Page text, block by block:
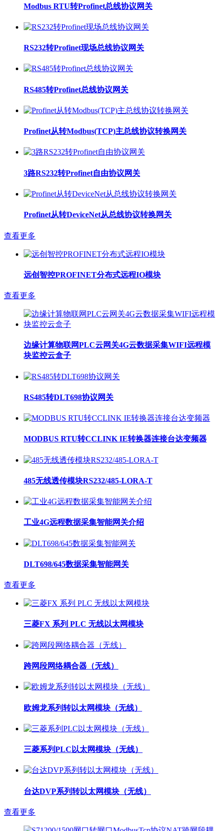
Modbus RTU转Profinet总线协议网关
RS232转Profinet现场总线协议网关
RS485转Profinet总线协议网关
Profinet从转Modbus(TCP)主总线协议转换网关
3路RS232转Profinet自由协议网关
Profinet从转DeviceNet从总线协议转换网关
查看更多
远创智控PROFINET分布式远程IO模块
查看更多
边缘计算物联网PLC云网关4G云数据采集WIFI远程模
块监控云盒子
RS485转DLT698协议网关
MODBUS RTU转CCLINK IE转换器连接台达变频器
485无线透传模块RS232/485-LORA-T
工业4G远程数据采集智能网关介绍
DLT698/645数据采集智能网关
查看更多
三菱FX 系列 PLC 无线以太网模块
跨网段网络耦合器（无线）
欧姆龙系列转以太网模块（无线）
三菱系列PLC以太网模块（无线）
台达DVP系列转以太网模块（无线）
查看更多